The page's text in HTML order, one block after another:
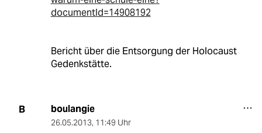
documentId=14908192
Bericht über die Entsorgung der Holocaust
Gedenkstätte.
B boulangie
26.05.2013, 11:49 Uhr